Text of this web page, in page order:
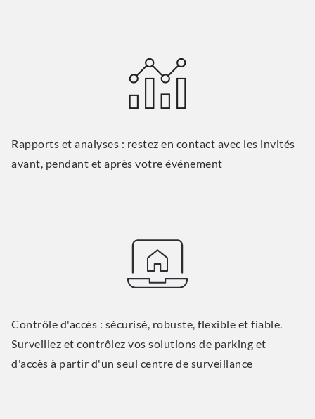
Rapports et analyses : restez en contact avec les invités
avant, pendant et après votre événement
Contrôle d'accès : sécurisé, robuste, flexible et fiable.
Surveillez et contrôlez vos solutions de parking et
d'accès à partir d'un seul centre de surveillance